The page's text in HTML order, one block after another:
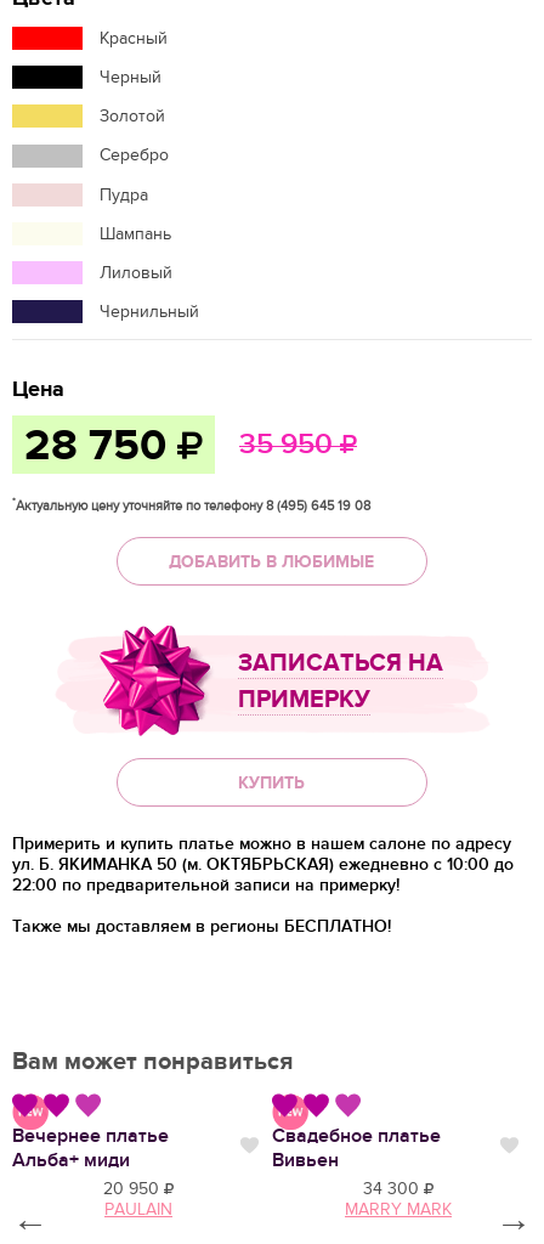
Красный
Черный
Золотой
Серебро
Пудра
Шампань
Лиловый
Чернильный
Цена
28 750 35 950
*Актуальную цену уточняйте по телефону 8 (495) 645 19 08
ДОБАВИТЬ В ЛЮБИМЫЕ
ЗАПИСАТЬСЯ НА
ПРИМЕРКУ
КУПИТЬ
Примерить и купить платье можно в нашем салоне по адресу
ул. Б. ЯКИМАНКА 50 (м. ОКТЯБРЬСКАЯ) ежедневно с 10:00 до
22:00 по предварительной записи на примерку!
Также мы доставляем в регионы БЕСПЛАТНО!
Вам может понравиться
Нравится
Вечернее платье
Альба+ миди
Нравится
20 950
PAULAIN
Свадебное платье
Вивьен
34 300
MARRY MARK
← →